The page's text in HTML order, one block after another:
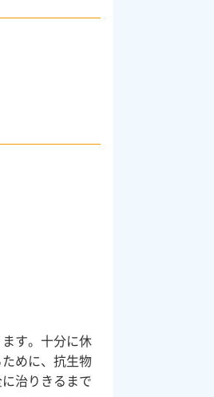
す。十分に休
めに、抗生物
治りきるまで